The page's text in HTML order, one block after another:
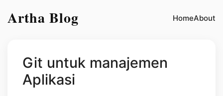
Artha Blog HomeAbout
Git untuk manajemen
Aplikasi